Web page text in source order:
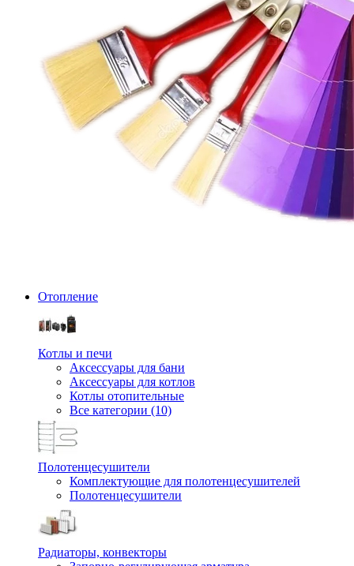
Отопление
Котлы и печи
Аксессуары для бани
Аксессуары для котлов
Котлы отопительные
Все категории (10)
Полотенцесушители
Комплектующие для полотенцесушителей
Полотенцесушители
Радиаторы, конвекторы